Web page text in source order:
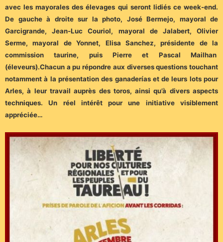
avec les mayorales des élevages qui seront lidiés ce week-end.
De gauche à droite sur la photo, José Bermejo, mayoral de
Garcigrande, Jean-Luc Couriol, mayoral de Jalabert, Olivier
Serme, mayoral de Yonnet, Elisa Sanchez, présidente de la
commission taurine, puis Pierre et Pascal Mailhan
(éleveurs).Chacun a pu répondre aux diverses questions touchant
notamment à la présentation des ganaderías et de leurs lots pour
Arles, à leur travail auprès des toros, ainsi qu’à divers aspects
techniques. Un réel intérêt pour une initiative visiblement
appréciée…